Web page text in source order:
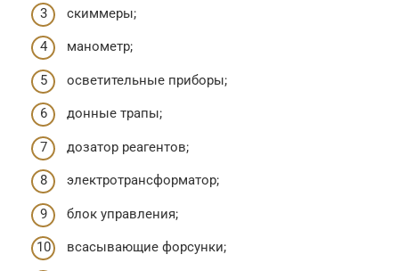
скиммеры;
манометр;
осветительные приборы;
донные трапы;
дозатор реагентов;
электротрансформатор;
блок управления;
всасывающие форсунки;